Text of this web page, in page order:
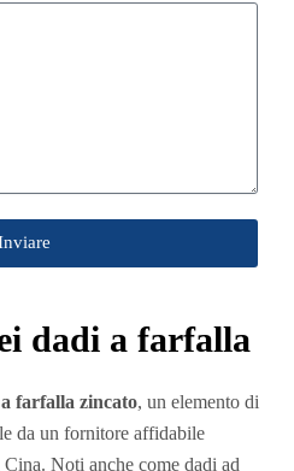
dadi a farfalla
farfalla zincato, un elemento di
da un fornitore affidabile
Cina. Noti anche come dadi ad